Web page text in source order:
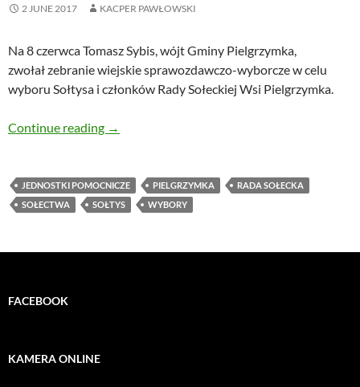
2 JUNE 2017 KACPER PAWŁOWSKI
Na 8 czerwca Tomasz Sybis, wójt Gminy Pielgrzymka,
zwołał zebranie wiejskie sprawozdawczo-wyborcze w celu
wyboru Sołtysa i członków Rady Sołeckiej Wsi Pielgrzymka.
Continue reading W czwartek mieszkańcy Pielgrzymki wybiorą
→
JEDNOSTKI POMOCNICZE PIELGRZYMKA
RADA SOŁECKA
SOŁECTWA
SOŁTYS WYBORY
FACEBOOK
KAMERA ONLINE